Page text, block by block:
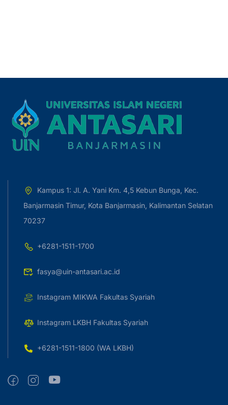
Kampus 1: Jl. A. Yani Km. 4,5 Kebun Bunga, Kec.
Banjarmasin Timur, Kota Banjarmasin, Kalimantan Selatan
70237
+6281-1511-1700
fasya@uin-antasari.ac.id
Instagram MIKWA Fakultas Syariah
Instagram LKBH Fakultas Syariah
+6281-1511-1800 (WA LKBH)